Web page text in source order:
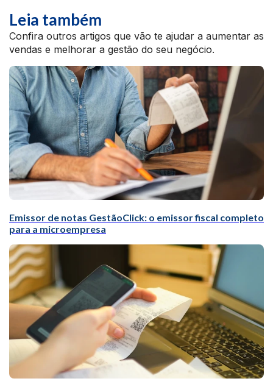
Leia também
Confira outros artigos que vão te ajudar a aumentar as
vendas e melhorar a gestão do seu negócio.
Emissor de notas GestãoClick: o emissor fiscal completo
para a microempresa